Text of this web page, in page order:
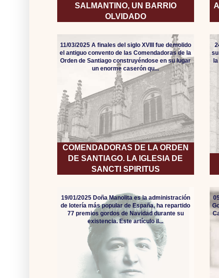
SALMANTINO, UN BARRIO
OLVIDADO
COMENDADORAS DE LA ORDEN
DE SANTIAGO. LA IGLESIA DE
SANCTI SPIRITUS
11/03/2025 A finales del siglo XVIII fue demolido
el antiguo convento de las Comendadoras de la
Orden de Santiago construyéndose en su lugar
un enorme caserón qu...
19/01/2025 Doña Manolita es la administración
de lotería más popular de España, ha repartido
77 premios gordos de Navidad durante su
existencia. Este artículo il...